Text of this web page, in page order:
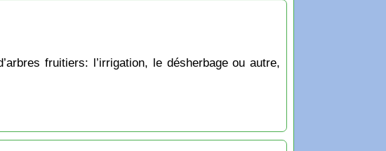
fruitiers: l’irrigation, le désherbage ou autre,